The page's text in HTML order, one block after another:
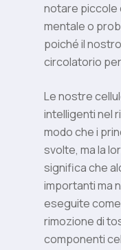
notare piccole
mentale o
poiché il
circolatorio
Le nostre
intelligenti nel
modo che i
svolte, ma la
significa che
importanti ma
eseguite come
rimozione di
componenti